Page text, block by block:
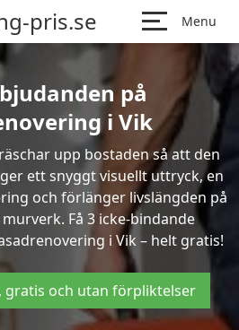
pris.se Menu
på
i Vik
upp bostaden så att den
ett snyggt visuellt uttryck, en
och förlänger livslängden på
Få 3 icke-bindande
i Vik – helt gratis!
gratis och utan förpliktelser